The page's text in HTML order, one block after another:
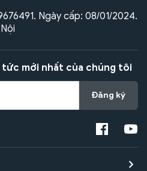
Ngày cấp: 08/01/2024.
mới nhất của chúng tôi
Đăng ký